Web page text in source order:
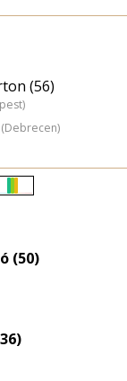
(56)
Életkori
(50)